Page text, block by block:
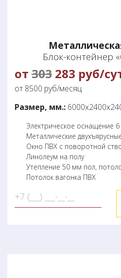
Блок-контейнер
от 303 283 руб/
от 8500 руб/месяц
Размер, мм.:
Электрическое оснащение
Металлические
Окно ПВХ с поворотной
Линолеум на полу
Утепление 50 мм пол,
Потолок вагонка ПВХ